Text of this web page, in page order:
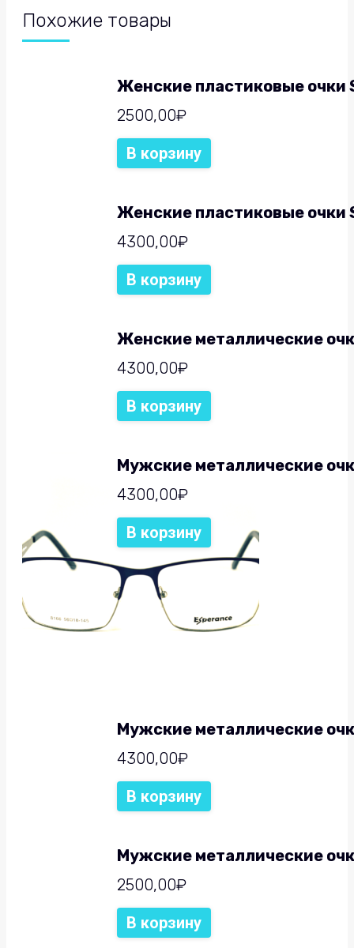
Похожие товары
Женские пластиковые очки
2500,00₽
В корзину
Женские пластиковые очки
4300,00₽
В корзину
Женские металлические
4300,00₽
В корзину
Мужские металлические
4300,00₽
В корзину
Мужские металлические
4300,00₽
В корзину
Мужские металлические
2500,00₽
В корзину